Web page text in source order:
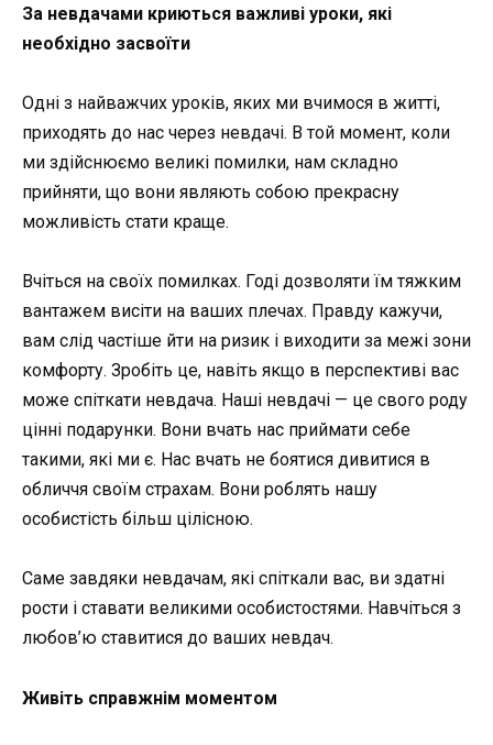
За невдачами криються важливі уроки, які
необхідно засвоїти
Одні з найважчих уроків, яких ми вчимося в житті,
приходять до нас через невдачі. В той момент, коли
ми здійснюємо великі помилки, нам складно
прийняти, що вони являють собою прекрасну
можливість стати краще.
Вчіться на своїх помилках. Годі дозволяти їм тяжким
вантажем висіти на ваших плечах. Правду кажучи,
вам слід частіше йти на ризик і виходити за межі зони
комфорту. Зробіть це, навіть якщо в перспективі вас
може спіткати невдача. Наші невдачі — це свого роду
цінні подарунки. Вони вчать нас приймати себе
такими, які ми є. Нас вчать не боятися дивитися в
обличчя своїм страхам. Вони роблять нашу
особистість більш цілісною.
Саме завдяки невдачам, які спіткали вас, ви здатні
рости і ставати великими особистостями. Навчіться з
любов’ю ставитися до ваших невдач.
Живіть справжнім моментом